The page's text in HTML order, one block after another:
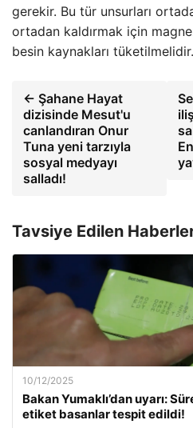
gerekir. Bu tür unsurları
ortadan kaldırmak için
besin kaynakları tüketilmelidir.
← Şahane Hayat
dizisinde Mesut'u
canlandıran Onur
Tuna yeni tarzıyla
sosyal medyayı
salladı!
Tavsiye Edilen
10/12/2025
Bakan Yumaklı’dan uyarı:
etiket basanlar tespit edildi!